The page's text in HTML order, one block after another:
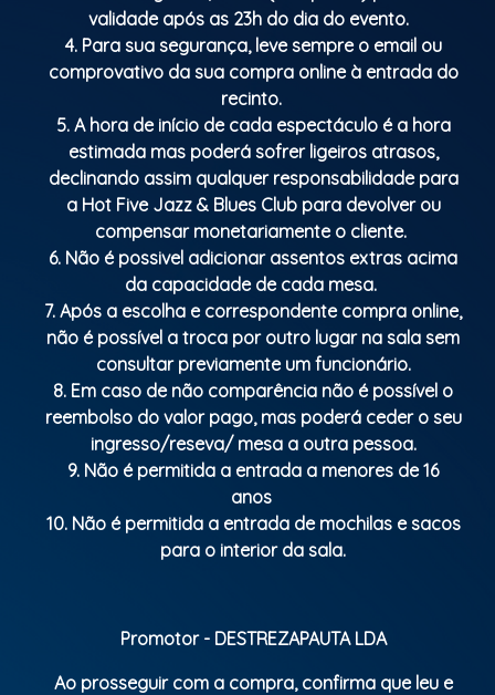
validade após as 23h do dia do evento.
4. Para sua segurança, leve sempre o email ou
comprovativo da sua compra online à entrada do
recinto.
5. A hora de início de cada espectáculo é a hora
estimada mas poderá sofrer ligeiros atrasos,
declinando assim qualquer responsabilidade para
a Hot Five Jazz & Blues Club para devolver ou
compensar monetariamente o cliente.
6. Não é possivel adicionar assentos extras acima
da capacidade de cada mesa.
7. Após a escolha e correspondente compra online,
não é possível a troca por outro lugar na sala sem
consultar previamente um funcionário.
8. Em caso de não comparência não é possível o
reembolso do valor pago, mas poderá ceder o seu
ingresso/reseva/ mesa a outra pessoa.
9. Não é permitida a entrada a menores de 16
anos
10. Não é permitida a entrada de mochilas e sacos
para o interior da sala.
Promotor - DESTREZAPAUTA LDA
Ao prosseguir com a compra, confirma que leu e